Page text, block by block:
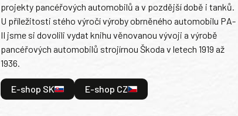
projekty pancéřových automobilů a v pozdější době i tanků.
U příležitosti stého výročí výroby obrněného automobilu PA-
II jsme si dovolili vydat knihu věnovanou vývoji a výrobě
pancéřových automobilů strojírnou Škoda v letech 1919 až
1936.
E-shop SK E-shop CZ